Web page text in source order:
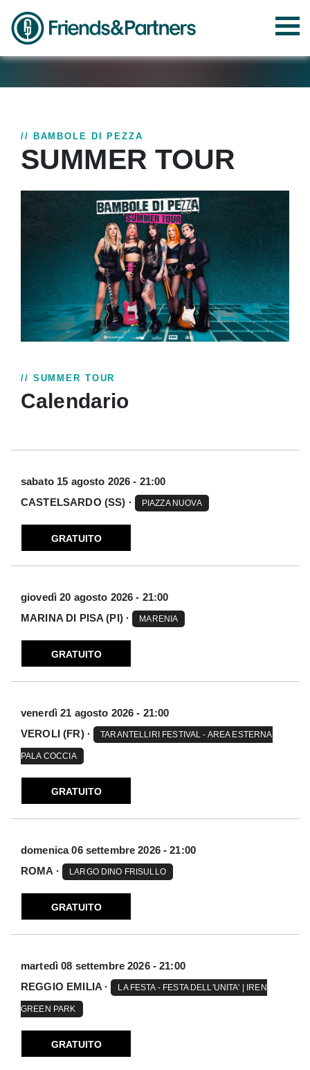
// BAMBOLE DI PEZZA
SUMMER TOUR
// SUMMER TOUR
Calendario
sabato 15 agosto 2026 - 21:00
CASTELSARDO (SS) ·
PIAZZA NUOVA
GRATUITO
giovedì 20 agosto 2026 - 21:00
MARINA DI PISA (PI) ·
MARENIA
GRATUITO
venerdì 21 agosto 2026 - 21:00
VEROLI (FR) ·
TARANTELLIRI FESTIVAL - AREA ESTERNA
PALA COCCIA
GRATUITO
domenica 06 settembre 2026 - 21:00
ROMA ·
LARGO DINO FRISULLO
GRATUITO
martedì 08 settembre 2026 - 21:00
REGGIO EMILIA ·
LA FESTA - FESTA DELL'UNITA' | IREN
GREEN PARK
GRATUITO